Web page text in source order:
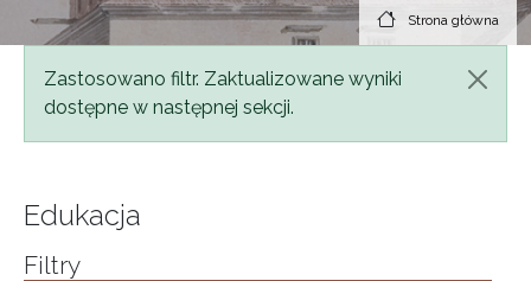
Strona główna
Komunikat
Zastosowano filtr. Zaktualizowane wyniki
dostępne w następnej sekcji.
Edukacja
Filtry